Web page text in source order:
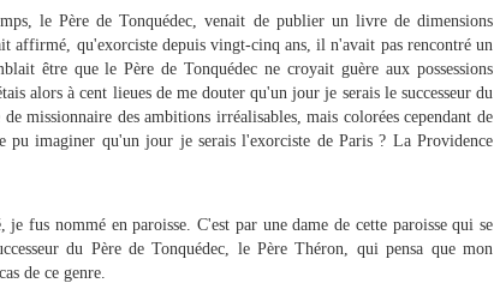
le Père de Tonquédec, venait de publier un livre de dimensions
affirmé, qu'exorciste depuis vingt-cinq ans, il n'avait pas rencontré un
être que le Père de Tonquédec ne croyait guère aux possessions
alors à cent lieues de me douter qu'un jour je serais le successeur du
missionnaire des ambitions irréalisables, mais colorées cependant de
pu imaginer qu'un jour je serais l'exorciste de Paris ? La Providence
fus nommé en paroisse. C'est par une dame de cette paroisse qui se
du Père de Tonquédec, le Père Théron, qui pensa que mon
de ce genre.